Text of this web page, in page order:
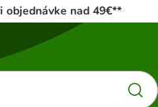
objednávke nad 49€**